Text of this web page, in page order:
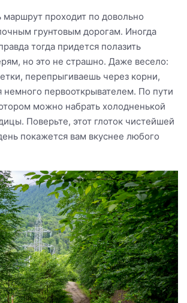
маршрут проходит по довольно
грунтовым дорогам. Иногда
тогда придется полазить
но это не страшно. Даже весело:
перепрыгиваешь через корни,
немного первооткрывателем. По пути
можно набрать холодненькой
Поверьте, этот глоток чистейшей
покажется вам вкуснее любого